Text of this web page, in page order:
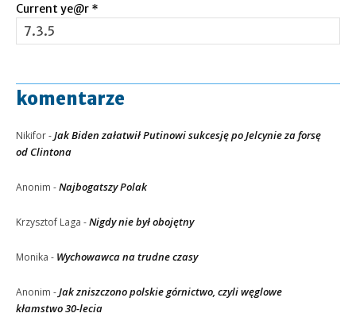
Current ye@r *
komentarze
Nikifor-Jak Biden załatwił Putinowi sukcesję po Jelcynie za forsę
od Clintona
Anonim -Najbogatszy Polak
Krzysztof Laga -Nigdy nie był obojętny
Monika - Wychowawca na trudne czasy
Anonim -Jak zniszczono polskie górnictwo, czyli węglowe
kłamstwo 30-lecia